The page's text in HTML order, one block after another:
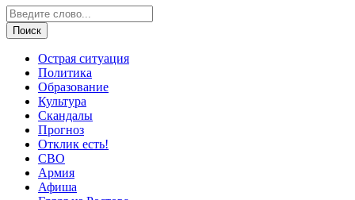
Острая ситуация
Политика
Образование
Культура
Скандалы
Прогноз
Отклик есть!
СВО
Армия
Афиша